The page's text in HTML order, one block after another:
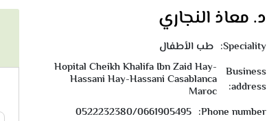
د. معاذ النجاري
طب الأطفال
Speciality:
Hopital Cheikh Khalifa Ibn Zaid Hay-
Hassani Hay-Hassani Casablanca
Maroc
Business
address:
0522232380/0661905495
Phone number: